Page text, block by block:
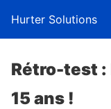
Hurter Solutions
Rétro-test :
15 ans !